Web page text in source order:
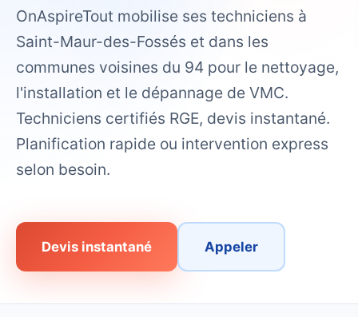
OnAspireTout mobilise ses techniciens à
Saint-Maur-des-Fossés et dans les
communes voisines du 94 pour le nettoyage,
l'installation et le dépannage de VMC.
Techniciens certifiés RGE, devis instantané.
Planification rapide ou intervention express
selon besoin.
Devis instantané Appeler